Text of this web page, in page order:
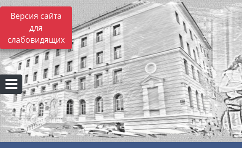
Версия сайта
для
слабовидящих